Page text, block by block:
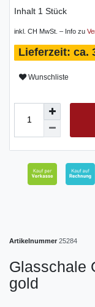
Inhalt 1 Stück
inkl. CH MwSt. – Info zu
ca.
Wunschliste
Artikelnummer 25284
Glasschale
gold